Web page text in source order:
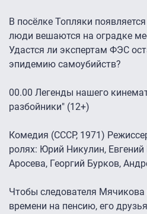
В посёлке Топляки
люди вешаются на оградке
Удастся ли экспертам ФЭС
эпидемию самоубийств?
00.00 Легенды нашего
разбойники" (12+)
Комедия (СССР, 1971)
ролях: Юрий Никулин, Евгений
Аросева, Георгий Бурков,
Чтобы следователя
времени на пенсию, его